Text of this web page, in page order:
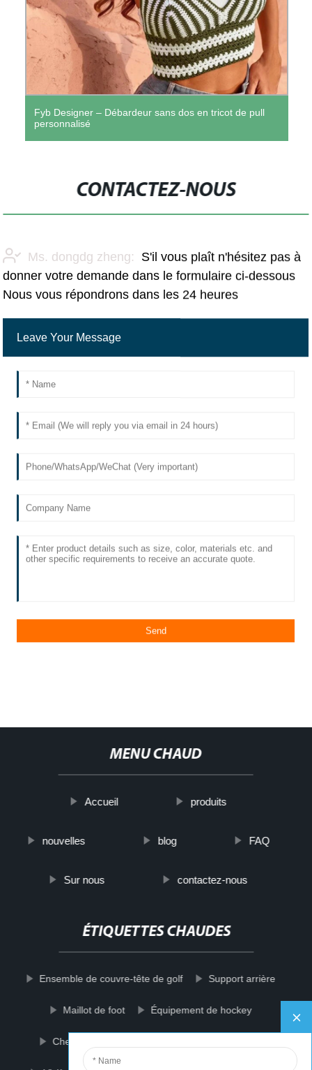
Fyb Designer – Débardeur sans dos en tricot de pull
personnalisé
CONTACTEZ-NOUS
Ms. dongdg zheng:
S'il vous plaît n'hésitez pas à
donner votre demande dans le formulaire ci-dessous
Nous vous répondrons dans les 24 heures
MENU CHAUD
Accueil produits
nouvelles blog FAQ
Sur nous contactez-nous
ÉTIQUETTES CHAUDES
Ensemble de couvre-tête de golf Support arrière
Maillot de foot Équipement de hockey
Chemises de basket-ball